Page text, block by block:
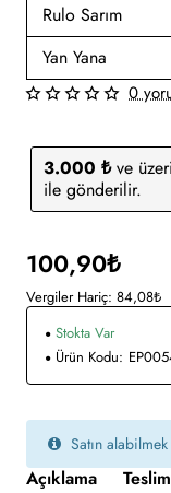
Rulo Sarım
Yan Yana
3.000 ₺ve
ile gönderilir.
0
100,90₺
Vergiler Hariç: 84,08₺
Stokta Var
Ürün Kodu:
Satın
Açıklama